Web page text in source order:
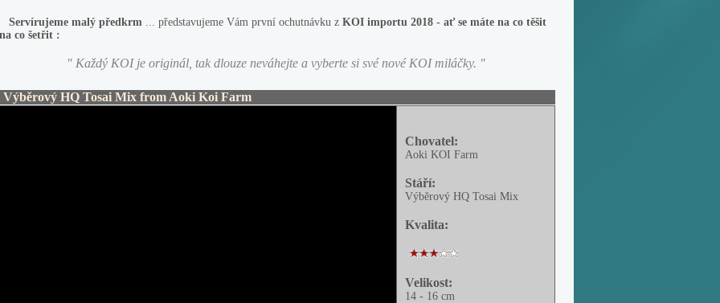
Servírujeme malý předkrm... představujeme Vám první ochutnávku zKOI importu 2018 - ať se máte na co těšit
co šetřit :
"Každý KOI je originál, tak dlouze neváhejte a vyberte si své nové KOI miláčky. "
HQ Tosai Mix from Aoki Koi Farm
Chovatel:
Aoki KOI Farm
Stáří:
Výběrový HQ Tosai Mix
Kvalita:
Velikost:
14 - 16 cm